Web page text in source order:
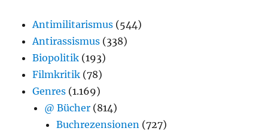
Antimilitarismus (544)
Antirassismus (338)
Biopolitik (193)
Filmkritik (78)
Genres (1.169)
@ Bücher (814)
Buchrezensionen (727)